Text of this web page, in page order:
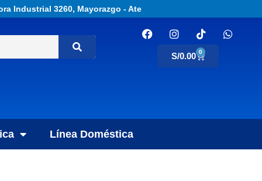
Industrial 3260, Mayorazgo - Ate
S/0.00 0
Línea Doméstica